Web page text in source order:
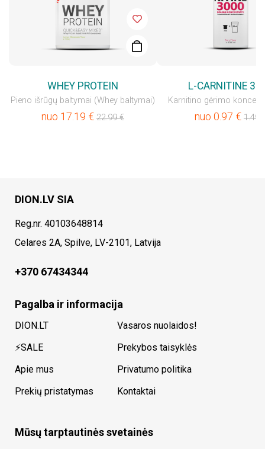
WHEY PROTEIN
Pieno išrūgų baltymai (Whey baltymai)
nuo 17.19 € 22.99€
L-CARNITINE
Karnitino gėrimo
nuo 0.97 € 1.49
DION.LV SIA
Reg.nr. 40103648814
Celares 2A, Spilve, LV-2101, Latvija
+370 67434344
Pagalba ir informacija
DION.LT
⚡SALE
Apie mus
Prekių pristatymas
Vasaros nuolaidos!
Prekybos taisyklės
Privatumo politika
Kontaktai
Mūsų tarptautinės svetainės